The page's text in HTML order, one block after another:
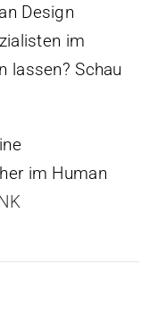
Design
im
lassen? Schau
im Human